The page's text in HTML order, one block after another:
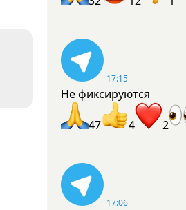
17:15
Не фиксируются
47 4 2
17:06